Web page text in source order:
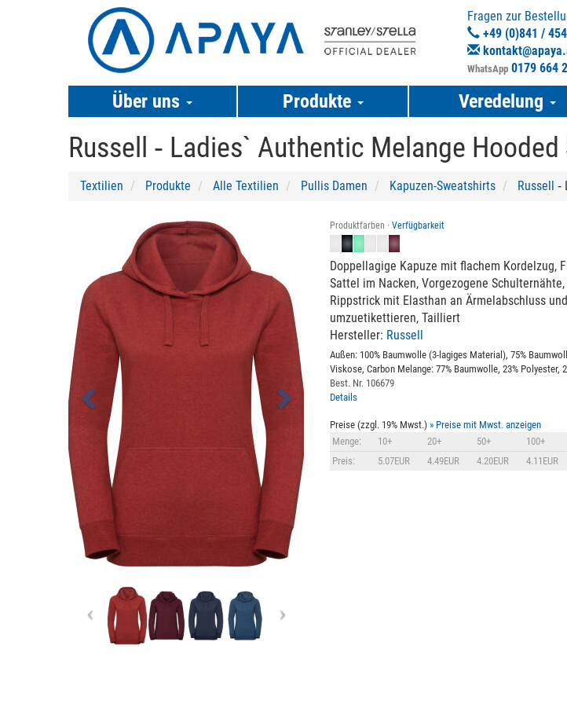
Fragen zur
+49 (0)841 /
WhatsApp 0179 664
Über uns Produkte Veredelung
Russell ‐ Ladies` Authentic Melange Hooded
Textilien Produkte Alle Textilien Pullis Damen Kapuzen-Sweatshirts Russell ‐
Previous
Produktfarben ·Verfügbarkeit
Doppellagige Kapuze mit flachem Kordelzug,
Sattel im Nacken, Vorgezogene
Rippstrick mit Elasthan an Ärmelabschluss
umzuetikettieren, Tailliert
Hersteller: Russell
Außen: 100% Baumwolle (3-lagiges Material), 75%
Viskose, Carbon Melange: 77% Baumwolle, 23% Polyester,
Best. Nr. 106679
Details
Preise (zzgl. 19% Mwst.)» Preise mit Mwst. anzeigen
Menge:
10+ 20+ 50+ 100+
Preis:
5.07EUR 4.49EUR 4.20EUR 4.11EUR